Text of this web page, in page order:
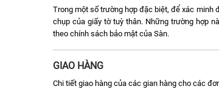
Trong một số trường hợp đặc biệt, để xác minh
chụp của giấy tờ tuỳ thân. Những trường hợp
theo chính sách bảo mật của Sàn.
GIAO HÀNG
Chi tiết giao hàng của các gian hàng cho các